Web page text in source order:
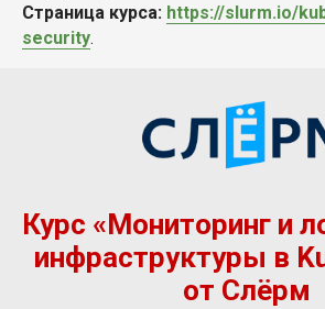
Страница курса: https://slurm.io/
security.
Курс «Мониторинг и
инфраструктуры в
от Слёрм